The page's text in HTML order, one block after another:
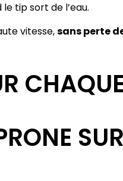
tip sort de l’eau.
vitesse,sans perte